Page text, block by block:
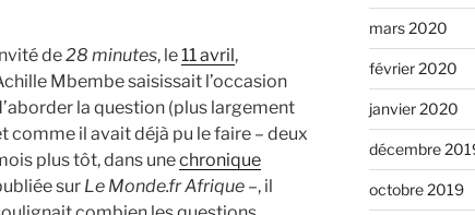
de28 minutes, le11 avril,
Mbembe saisissait l’occasion
la question (plus largement
comme il avait déjà pu le faire – deux
plus tôt, dans unechronique
sur Le Monde.fr Afrique –, il
mars 2020
février 2020
janvier 2020
décembre
octobre 2019